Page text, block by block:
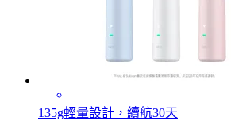
135g輕量設計，續航30天